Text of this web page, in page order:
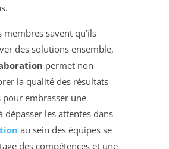
savent qu’ils
des solutions ensemble,
permet non
la qualité des résultats
embrasser une
les attentes dans
au sein des équipes se
des compétences et une